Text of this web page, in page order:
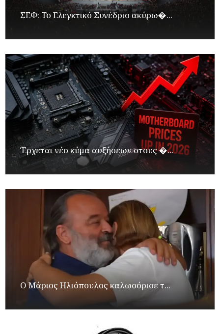
ΣΕΦ: Το Ελεγκτικό Συνέδριο ακύρω�...
Έρχεται νέο κύμα αυξήσεων στους �...
Ο Μάριος Ηλιόπουλος καλωσόρισε τ...